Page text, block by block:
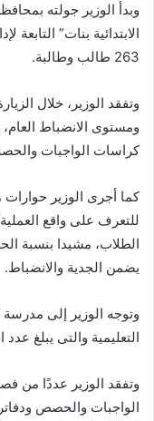
وبدأ الوزير جولته
الابتدائية بنات” التابعة
263 طالب وطالبة.
وتفقد الوزير، خلال
ومستوى الانضباط
كراسات الواجبات
كما أجرى الوزير
للتعرف على واقع
الطلاب، مشيدا بنسبة
يضمن الجدية والانضباط.
وتوجه الوزير إلى مدرسة
التعليمية والتى يبلغ عدد الطلاب بها
وتفقد الوزير عددًا من
الواجبات والحصص